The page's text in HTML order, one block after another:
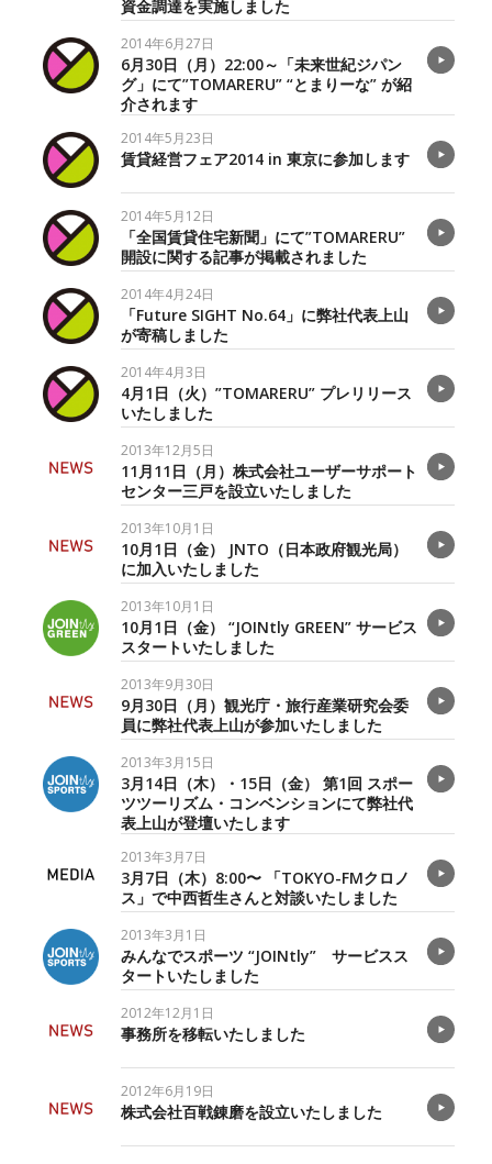
資金調達を実施しました
2014年6月27日
6月30日（月）22:00～「未来世紀ジパン
グ」にて”TOMARERU” “とまりーな” が紹
介されます
2014年5月23日
賃貸経営フェア2014 in 東京に参加します
2014年5月12日
「全国賃貸住宅新聞」にて”TOMARERU”
開設に関する記事が掲載されました
2014年4月24日
「Future SIGHT No.64」に弊社代表上山
が寄稿しました
2014年4月3日
4月1日（火）”TOMARERU” プレリリース
いたしました
2013年12月5日
11月11日（月）株式会社ユーザーサポート
センター三戸を設立いたしました
2013年10月1日
10月1日（金） JNTO（日本政府観光局）
に加入いたしました
2013年10月1日
10月1日（金） “JOINtly GREEN” サービス
スタートいたしました
2013年9月30日
9月30日（月）観光庁・旅行産業研究会委
員に弊社代表上山が参加いたしました
2013年3月15日
3月14日（木）・15日（金） 第1回 スポー
ツツーリズム・コンベンションにて弊社代
表上山が登壇いたします
2013年3月7日
3月7日（木）8:00〜 「TOKYO-FMクロノ
ス」で中西哲生さんと対談いたしました
2013年3月1日
みんなでスポーツ “JOINtly” サービスス
タートいたしました
2012年12月1日
事務所を移転いたしました
2012年6月19日
株式会社百戦錬磨を設立いたしました